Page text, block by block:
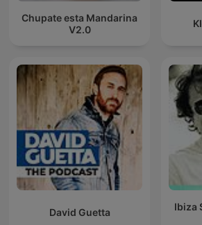
Chupate esta Mandarina
V2.0
David Guetta
Ibiza